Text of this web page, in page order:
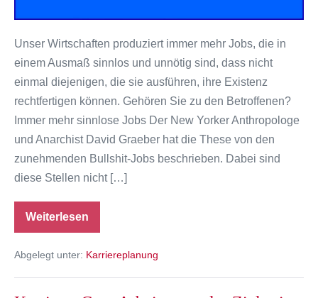
Job?
Unser Wirtschaften produziert immer mehr Jobs, die in
einem Ausmaß sinnlos und unnötig sind, dass nicht
einmal diejenigen, die sie ausführen, ihre Existenz
rechtfertigen können. Gehören Sie zu den Betroffenen?
Immer mehr sinnlose Jobs Der New Yorker Anthropologe
und Anarchist David Graeber hat die These von den
zunehmenden Bullshit-Jobs beschrieben. Dabei sind
diese Stellen nicht […]
Weiterlesen
Sinn
und
Haben
einen
Abgelegt unter: Karriereplanung